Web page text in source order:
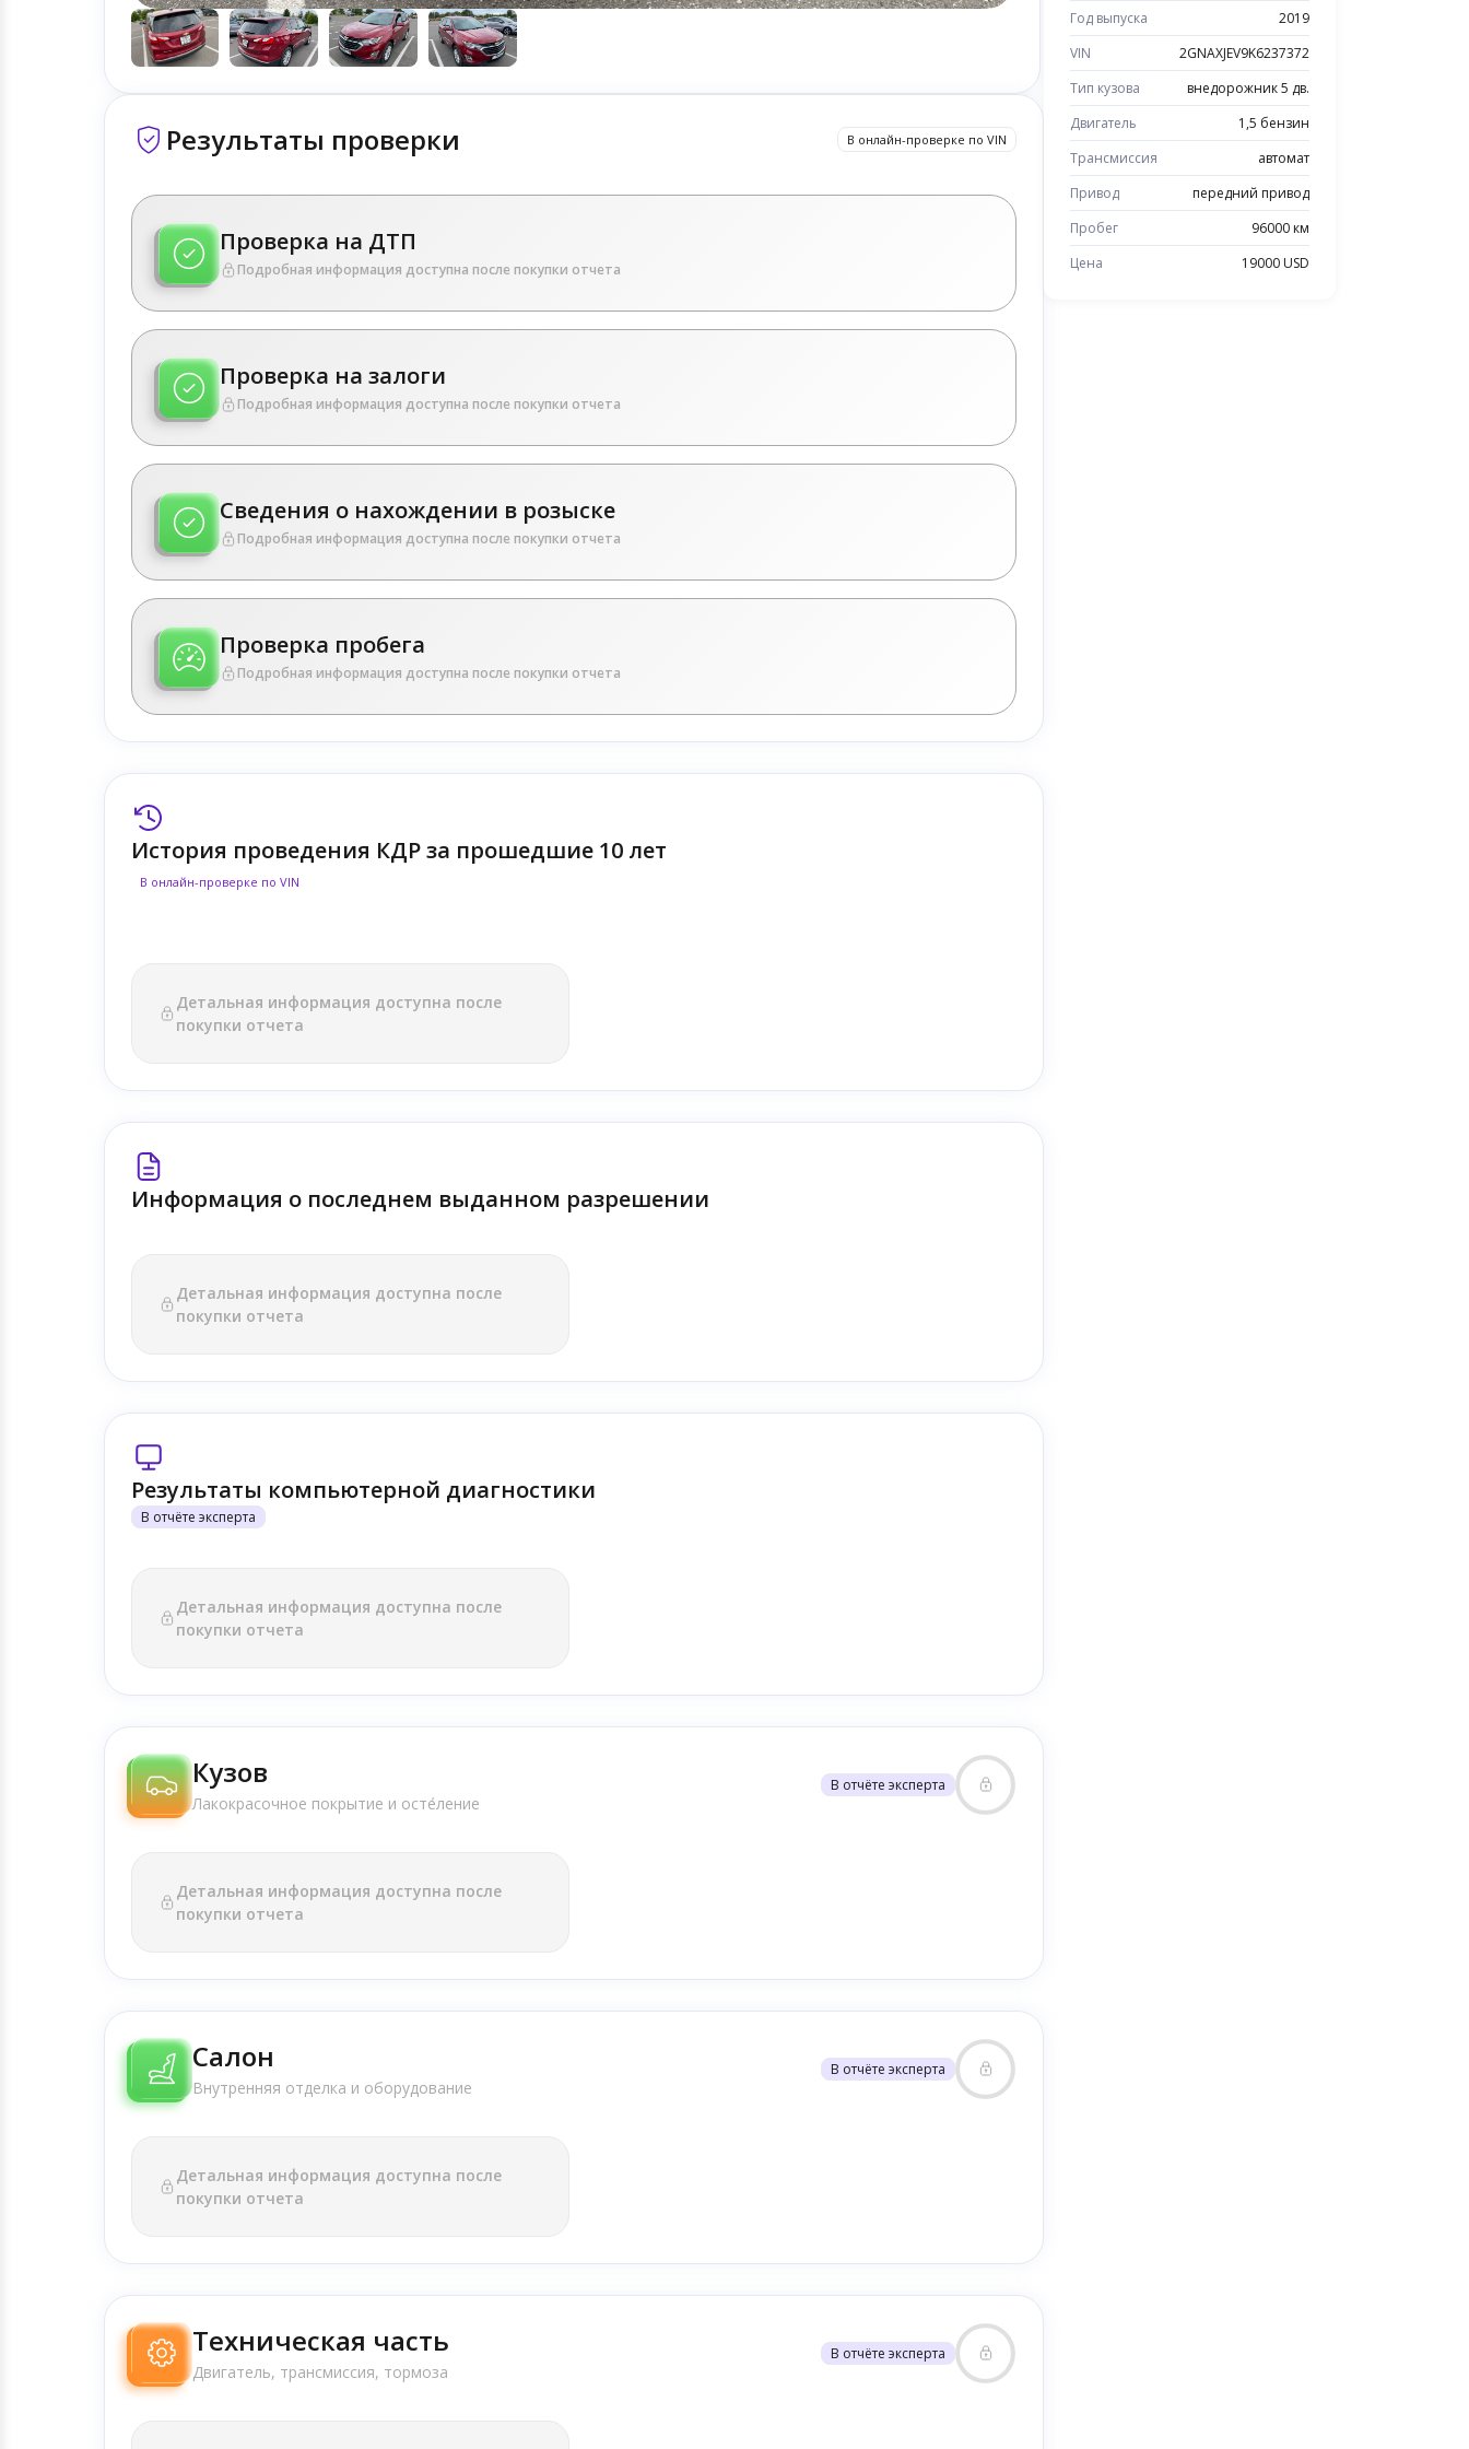
Результаты проверки В онлайн-проверке по VIN
Проверка на ДТП
Подробная информация доступна после покупки отчета
Проверка на залоги
Подробная информация доступна после покупки отчета
Сведения о нахождении в розыске
Подробная информация доступна после покупки отчета
Проверка пробега
Подробная информация доступна после покупки отчета
История проведения КДР за прошедшие 10 лет
В онлайн-проверке по VIN
Детальная информация доступна после
покупки отчета
Информация о последнем выданном разрешении
Детальная информация доступна после
покупки отчета
Результаты компьютерной диагностики
В отчёте эксперта
Детальная информация доступна после
покупки отчета
Кузов
Лакокрасочное покрытие и осте́ление
В отчёте эксперта
Детальная информация доступна после
покупки отчета
Салон
Внутренняя отделка и оборудование
В отчёте эксперта
Детальная информация доступна после
покупки отчета
Техническая часть
Двигатель, трансмиссия, тормоза
В отчёте эксперта
Год выпуска
2019
VIN
2GNAXJEV9K6237372
Тип кузова
внедорожник 5 дв.
Двигатель
1,5 бензин
Трансмиссия
автомат
Привод
передний привод
Пробег
96000 км
Цена
19000 USD